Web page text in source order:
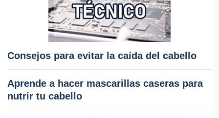
Consejos para evitar la caída del cabello
Aprende a hacer mascarillas caseras para
nutrir tu cabello